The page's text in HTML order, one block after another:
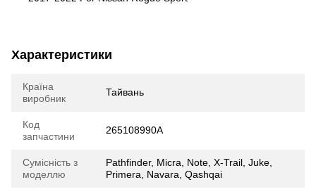
Характеристики
Країна
виробник
Тайвань
Код
запчастини
265108990A
Сумісність з
моделлю
Pathfinder, Micra, Note, X-Trail, Juke,
Primera, Navara, Qashqai